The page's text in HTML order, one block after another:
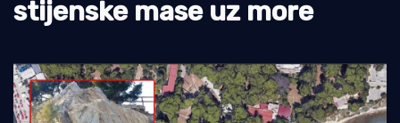
stijenske mase uz more